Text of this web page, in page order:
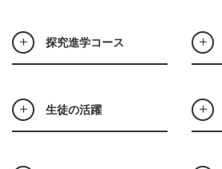
探究進学コース
生徒の活躍